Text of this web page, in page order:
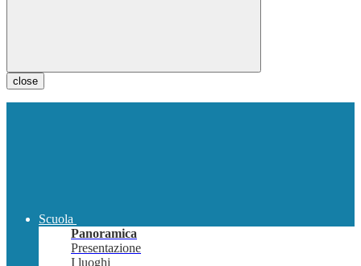
close
Scuola
Panoramica
Presentazione
I luoghi